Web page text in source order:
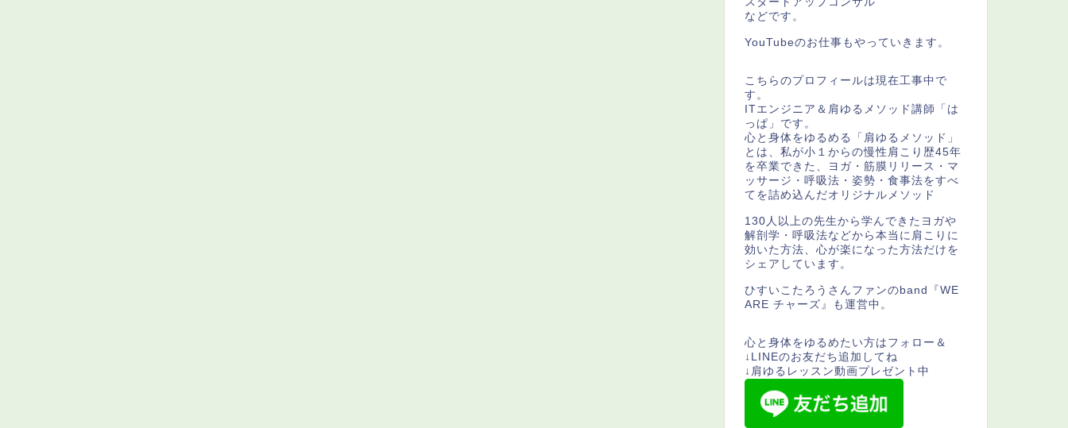
などです。
YouTubeのお仕事もやっていきます。
こちらのプロフィールは現在工事中で
す。
ITエンジニア＆肩ゆるメソッド講師「は
っぱ」です。
心と身体をゆるめる「肩ゆるメソッド」
とは、私が小１からの慢性肩こり歴45年
を卒業できた、ヨガ・筋膜リリース・マ
ッサージ・呼吸法・姿勢・食事法をすべ
てを詰め込んだオリジナルメソッド
130人以上の先生から学んできたヨガや
解剖学・呼吸法などから本当に肩こりに
効いた方法、心が楽になった方法だけを
シェアしています。
ひすいこたろうさんファンのband『WE
ARE チャーズ』も運営中。
心と身体をゆるめたい方はフォロー＆
↓LINEのお友だち追加してね
↓肩ゆるレッスン動画プレゼント中